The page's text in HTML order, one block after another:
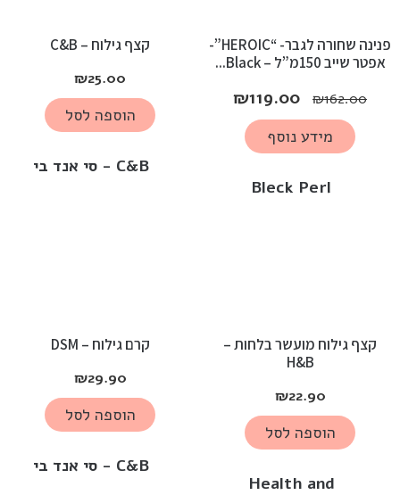
Bleck Perl
פנינה שחורה לגבר- “HEROIC”-
אפטר שייב 150מ”ל – Black...
₪162.00
₪119.00
מידע נוסף
C&B - סי אנד בי
קצף גילוח – C&B
₪25.00
הוספה לסל
Health and
קצף גילוח מועשר בלחות –
H&B
₪22.90
הוספה לסל
C&B - סי אנד בי
קרם גילוח – DSM
₪29.90
הוספה לסל